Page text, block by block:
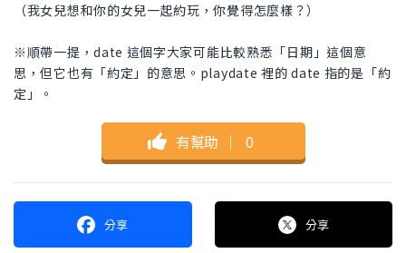
（我女兒想和你的女兒一起約玩，你覺得怎麼樣？）
※順帶一提，date 這個字大家可能比較熟悉「日期」這個意
思，但它也有「約定」的意思。playdate 裡的 date 指的是「約
定」。
有幫助 ｜ 0
分享 分享